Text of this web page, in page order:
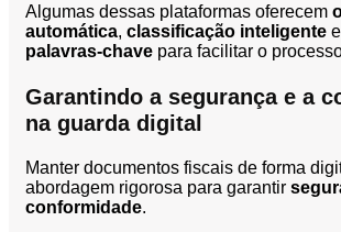
Algumas dessas plataformas oferecem
automática, classificação inteligente
palavras-chave para facilitar o
Garantindo a segurança e a
na guarda digital
Manter documentos fiscais de forma
abordagem rigorosa para garantir
conformidade.